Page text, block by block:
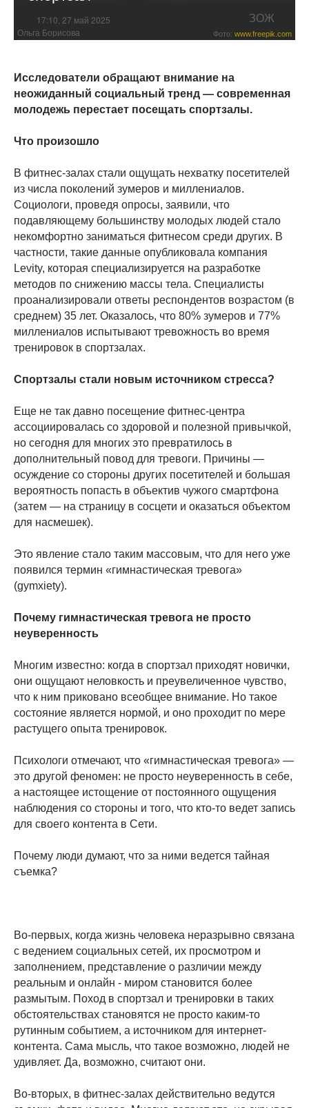
17:10, 27 май 2025 ЗОЖ
Ольга Борисова Фото: www.freepik.com
Исследователи обращают внимание на
неожиданный социальный тренд — современная
молодежь перестает посещать спортзалы.
Что произошло
В фитнес-залах стали ощущать нехватку посетителей
из числа поколений зумеров и миллениалов.
Социологи, проведя опросы, заявили, что
подавляющему большинству молодых людей стало
некомфортно заниматься фитнесом среди других. В
частности, такие данные опубликовала компания
Levity, которая специализируется на разработке
методов по снижению массы тела. Специалисты
проанализировали ответы респондентов возрастом (в
среднем) 35 лет. Оказалось, что 80% зумеров и 77%
миллениалов испытывают тревожность во время
тренировок в спортзалах.
Спортзалы стали новым источником стресса?
Еще не так давно посещение фитнес-центра
ассоциировалась со здоровой и полезной привычкой,
но сегодня для многих это превратилось в
дополнительный повод для тревоги. Причины —
осуждение со стороны других посетителей и большая
вероятность попасть в объектив чужого смартфона
(затем — на страницу в сосцети и оказаться объектом
для насмешек).
Это явление стало таким массовым, что для него уже
появился термин «гимнастическая тревога»
(gymxiety).
Почему гимнастическая тревога не просто
неуверенность
Многим известно: когда в спортзал приходят новички,
они ощущают неловкость и преувеличенное чувство,
что к ним приковано всеобщее внимание. Но такое
состояние является нормой, и оно проходит по мере
растущего опыта тренировок.
Психологи отмечают, что «гимнастическая тревога» —
это другой феномен: не просто неуверенность в себе,
а настоящее истощение от постоянного ощущения
наблюдения со стороны и того, что кто-то ведет запись
для своего контента в Сети.
Почему люди думают, что за ними ведется тайная
съемка?
Во-первых, когда жизнь человека неразрывно связана
с ведением социальных сетей, их просмотром и
заполнением, представление о различии между
реальным и онлайн - миром становится более
размытым. Поход в спортзал и тренировки в таких
обстоятельствах становятся не просто каким-то
рутинным событием, а источником для интернет-
контента. Сама мысль, что такое возможно, людей не
удивляет. Да, возможно, считают они.
Во-вторых, в фитнес-залах действительно ведутся